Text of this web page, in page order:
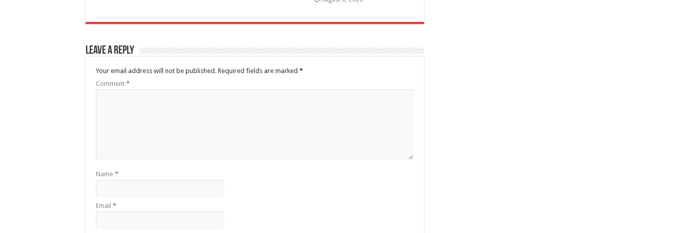
Leave a Reply
Your email address will not be published. Required fields are marked *
Comment *
Name *
Email *